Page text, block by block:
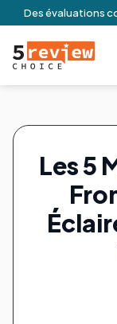
Des évaluations
Les 5